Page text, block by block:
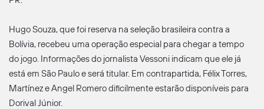
Hugo Souza, que foi reserva na seleção brasileira contra a
Bolívia, recebeu uma operação especial para chegar a tempo
do jogo. Informações do jornalista Vessoni indicam que ele já
está em São Paulo e será titular. Em contrapartida, Félix Torres,
Martínez e Angel Romero dificilmente estarão disponíveis para
Dorival Júnior.